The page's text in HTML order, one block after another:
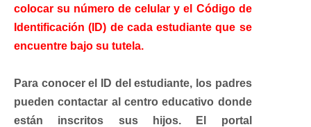
colocar su número de celular y el Código de
Identificación (ID) de cada estudiante que se
encuentre bajo su tutela.
Para conocer el ID del estudiante, los padres
pueden contactar al centro educativo donde
están inscritos sus hijos. El portal